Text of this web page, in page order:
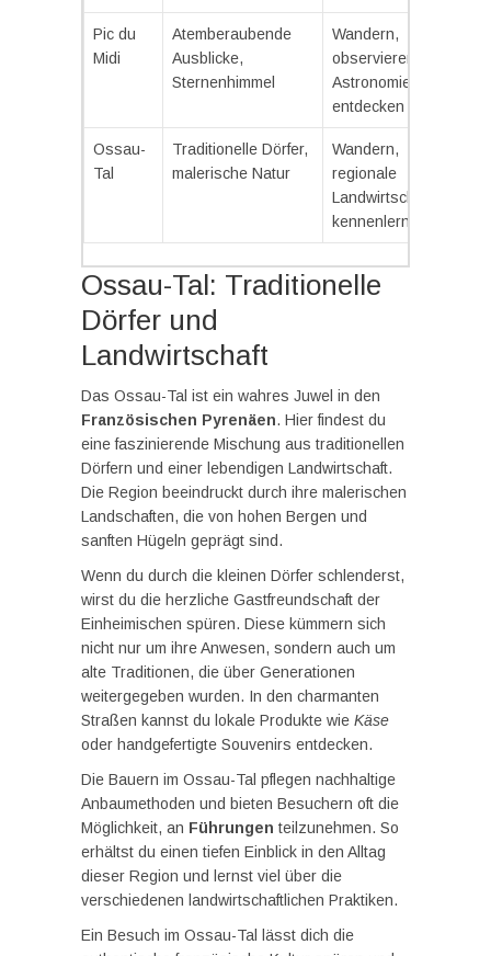
Pic du
Midi
Atemberaubende
Ausblicke,
Sternenhimmel
Wandern,
observieren,
Astronomie
entdecken
Ossau-
Tal
Traditionelle Dörfer,
malerische Natur
Wandern,
regionale
Landwirtschaft
kennenlernen
Ossau-Tal: Traditionelle
Dörfer und
Landwirtschaft
Das Ossau-Tal ist ein wahres Juwel in den
Französischen Pyrenäen. Hier findest du
eine faszinierende Mischung aus traditionellen
Dörfern und einer lebendigen Landwirtschaft.
Die Region beeindruckt durch ihre malerischen
Landschaften, die von hohen Bergen und
sanften Hügeln geprägt sind.
Wenn du durch die kleinen Dörfer schlenderst,
wirst du die herzliche Gastfreundschaft der
Einheimischen spüren. Diese kümmern sich
nicht nur um ihre Anwesen, sondern auch um
alte Traditionen, die über Generationen
weitergegeben wurden. In den charmanten
Straßen kannst du lokale Produkte wie Käse
oder handgefertigte Souvenirs entdecken.
Die Bauern im Ossau-Tal pflegen nachhaltige
Anbaumethoden und bieten Besuchern oft die
Möglichkeit, an Führungen teilzunehmen. So
erhältst du einen tiefen Einblick in den Alltag
dieser Region und lernst viel über die
verschiedenen landwirtschaftlichen Praktiken.
Ein Besuch im Ossau-Tal lässt dich die